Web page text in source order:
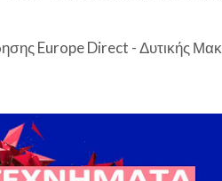
Europe Direct - Δυτικής